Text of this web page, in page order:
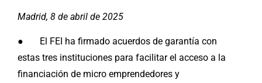
Madrid, 8 de abril de 2025
●
El FEI ha firmado acuerdos de garantía con
estas tres instituciones para facilitar el acceso a la
financiación de micro emprendedores y